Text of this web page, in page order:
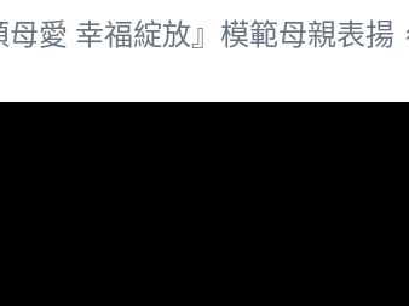
愛 幸福綻放』模範母親表